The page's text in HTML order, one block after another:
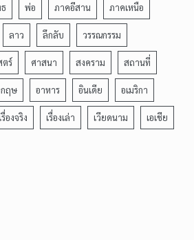
พ่อ ภาคอีสาน ภาคเหนือ
ลาว ลึกลับ วรรณกรรม
ตร์ ศาสนา สงคราม สถานที่
กฤษ อาหาร อินเดีย อเมริกา
รื่องจริง เรื่องเล่า เวียดนาม เอเชีย